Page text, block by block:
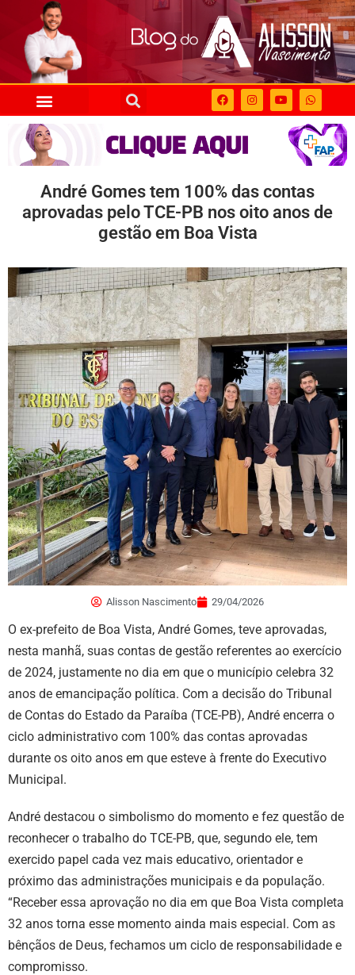
André Gomes tem 100% das contas
aprovadas pelo TCE-PB nos oito anos de
gestão em Boa Vista
Alisson Nascimento 29/04/2026
O ex-prefeito de Boa Vista, André Gomes, teve aprovadas,
nesta manhã, suas contas de gestão referentes ao exercício
de 2024, justamente no dia em que o município celebra 32
anos de emancipação política. Com a decisão do Tribunal
de Contas do Estado da Paraíba (TCE-PB), André encerra o
ciclo administrativo com 100% das contas aprovadas
durante os oito anos em que esteve à frente do Executivo
Municipal.
André destacou o simbolismo do momento e fez questão de
reconhecer o trabalho do TCE-PB, que, segundo ele, tem
exercido papel cada vez mais educativo, orientador e
próximo das administrações municipais e da população.
“Receber essa aprovação no dia em que Boa Vista completa
32 anos torna esse momento ainda mais especial. Com as
bênçãos de Deus, fechamos um ciclo de responsabilidade e
compromisso.